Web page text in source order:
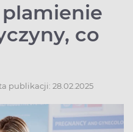
co
publikacji: 28.02.2025